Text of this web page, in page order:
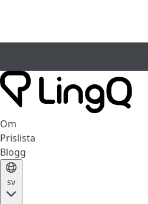
Om
Prislista
Blogg
sv